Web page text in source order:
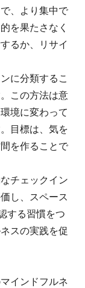
、より集中で
を果たさなく
るか、リサイ
に分類するこ
この方法は意
境に変わって
目標は、気を
を作ることで
チェックイン
し、スペース
する習慣をつ
スの実践を促
インドフルネ